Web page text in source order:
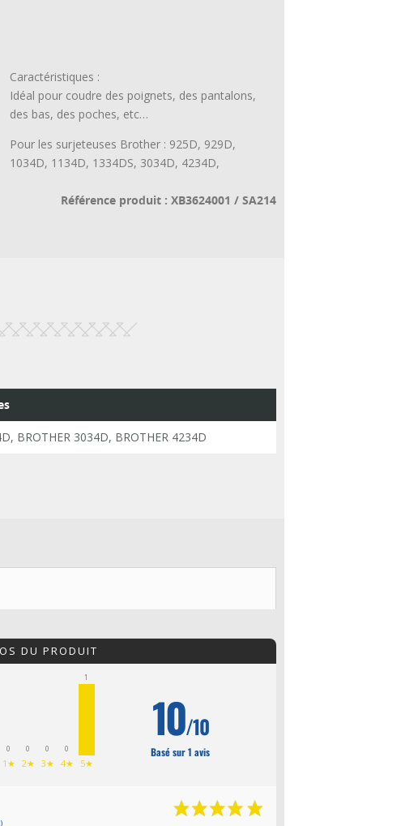
Caractéristiques :
Idéal pour coudre des poignets, des pantalons,
des bas, des poches, etc…
Pour les surjeteuses Brother : 925D, 929D,
1034D, 1134D, 1334DS, 3034D, 4234D,
Référence produit : XB3624001 / SA214
BROTHER 3034D, BROTHER 4234D
DU PRODUIT
0
1★
0
2★
0
3★
0
4★
1
5★
10/10
Basé sur 1 avis